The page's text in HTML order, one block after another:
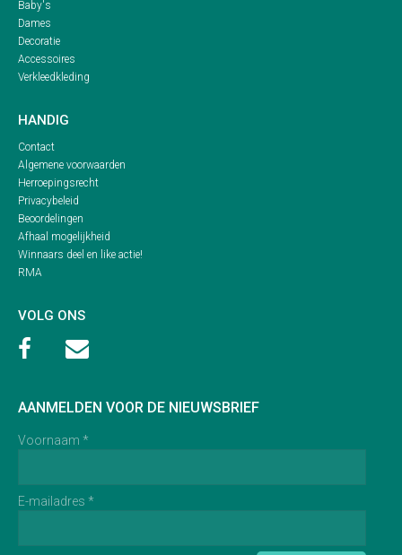
Baby's
Dames
Decoratie
Accessoires
Verkleedkleding
HANDIG
Contact
Algemene voorwaarden
Herroepingsrecht
Privacybeleid
Beoordelingen
Afhaal mogelijkheid
Winnaars deel en like actie!
RMA
VOLG ONS
 
AANMELDEN VOOR DE NIEUWSBRIEF
Voornaam *
E-mailadres *